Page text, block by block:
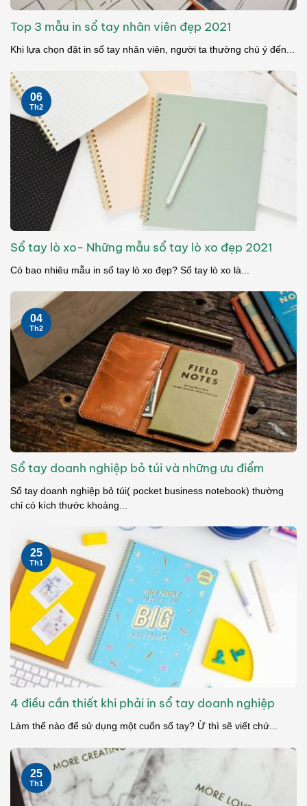
Top 3 mẫu in sổ tay nhân viên đẹp 2021
Khi lựa chọn đặt in sổ tay nhân viên, người ta thường chú ý đến...
Sổ tay lò xo- Những mẫu sổ tay lò xo đẹp 2021
Có bao nhiêu mẫu in sổ tay lò xo đẹp? Sổ tay lò xo là...
06
Th2
Sổ tay doanh nghiệp bỏ túi và những ưu điểm
Sổ tay doanh nghiệp bỏ túi( pocket business notebook) thường
chỉ có kích thước khoảng...
04
Th2
4 điều cần thiết khi phải in sổ tay doanh nghiệp
Làm thế nào để sử dụng một cuốn sổ tay? Ừ thì sẽ viết chứ...
25
Th1
25
Th1